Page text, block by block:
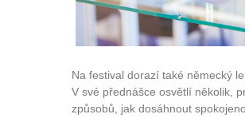
Na festival dorazí také německý
V své přednášce osvětlí několik,
způsobů, jak dosáhnout